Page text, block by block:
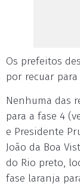
Os prefeitos
por recuar
Nenhuma das
para a fase 4
e Presidente
João da Boa
do Rio preto,
fase laranja